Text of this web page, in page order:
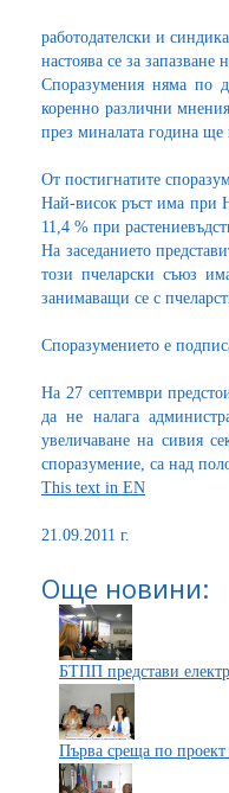
работодателски и
настоява се за запазване
Споразумения няма по
коренно различни
през миналата година
От постигнатите
Най-висок ръст има при
11,4 % при
На заседанието
този пчеларски съюз
занимаващи се с
Споразумението е
На 27 септември
да не налага
увеличаване на сивия
споразумение, са над
This text in EN
21.09.2011 г.
Още новини:
БТПП представи
Първа среща по проект